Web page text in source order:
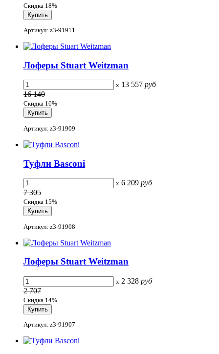
Скидка 18%
Артикул: z3-91911
Лоферы Stuart Weitzman
x 13 557 руб
16 140
Скидка 16%
Артикул: z3-91909
Туфли Basconi
x 6 209 руб
7 305
Скидка 15%
Артикул: z3-91908
Лоферы Stuart Weitzman
x 2 328 руб
2 707
Скидка 14%
Артикул: z3-91907